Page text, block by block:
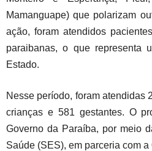
Mamanguape) que polarizam
ação, foram atendidos
paraibanas, o que representa
Estado.
Nesse período, foram atendidas
crianças e 581 gestantes. O
Governo da Paraíba, por meio
Saúde (SES), em parceria com